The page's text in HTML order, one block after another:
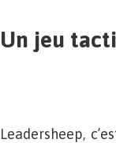
Un jeu
Leadersheep,